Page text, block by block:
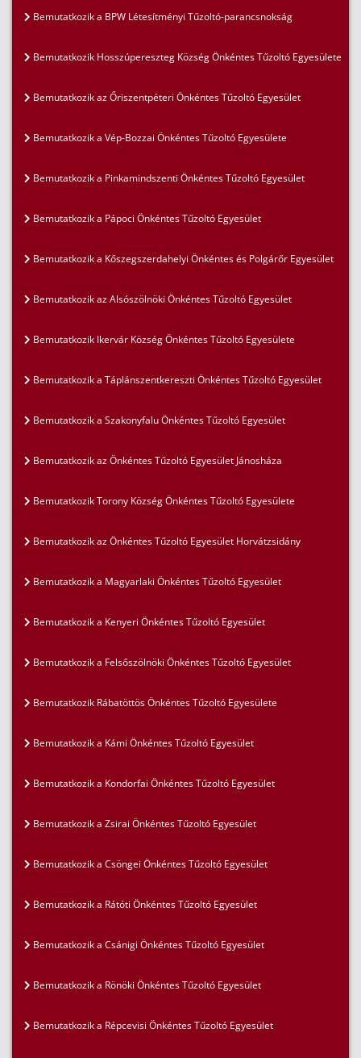
Bemutatkozik a BPW Létesítményi Tűzoltó-parancsnokság
Bemutatkozik Hosszúpereszteg Község Önkéntes Tűzoltó Egyesülete
Bemutatkozik az Őriszentpéteri Önkéntes Tűzoltó Egyesület
Bemutatkozik a Vép-Bozzai Önkéntes Tűzoltó Egyesülete
Bemutatkozik a Pinkamindszenti Önkéntes Tűzoltó Egyesület
Bemutatkozik a Pápoci Önkéntes Tűzoltó Egyesület
Bemutatkozik a Kőszegszerdahelyi Önkéntes és Polgárőr Egyesület
Bemutatkozik az Alsószölnöki Önkéntes Tűzoltó Egyesület
Bemutatkozik Ikervár Község Önkéntes Tűzoltó Egyesülete
Bemutatkozik a Táplánszentkereszti Önkéntes Tűzoltó Egyesület
Bemutatkozik a Szakonyfalu Önkéntes Tűzoltó Egyesület
Bemutatkozik az Önkéntes Tűzoltó Egyesület Jánosháza
Bemutatkozik Torony Község Önkéntes Tűzoltó Egyesülete
Bemutatkozik az Önkéntes Tűzoltó Egyesület Horvátzsidány
Bemutatkozik a Magyarlaki Önkéntes Tűzoltó Egyesület
Bemutatkozik a Kenyeri Önkéntes Tűzoltó Egyesület
Bemutatkozik a Felsőszölnöki Önkéntes Tűzoltó Egyesület
Bemutatkozik Rábatöttös Önkéntes Tűzoltó Egyesülete
Bemutatkozik a Kámi Önkéntes Tűzoltó Egyesület
Bemutatkozik a Kondorfai Önkéntes Tűzoltó Egyesület
Bemutatkozik a Zsirai Önkéntes Tűzoltó Egyesület
Bemutatkozik a Csöngei Önkéntes Tűzoltó Egyesület
Bemutatkozik a Rátóti Önkéntes Tűzoltó Egyesület
Bemutatkozik a Csánigi Önkéntes Tűzoltó Egyesület
Bemutatkozik a Rönöki Önkéntes Tűzoltó Egyesület
Bemutatkozik a Répcevisi Önkéntes Tűzoltó Egyesület